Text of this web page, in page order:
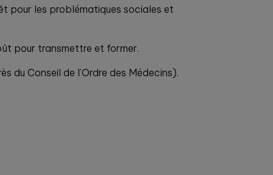
pour les problématiques sociales et
pour transmettre et former.
du Conseil de l’Ordre des Médecins).